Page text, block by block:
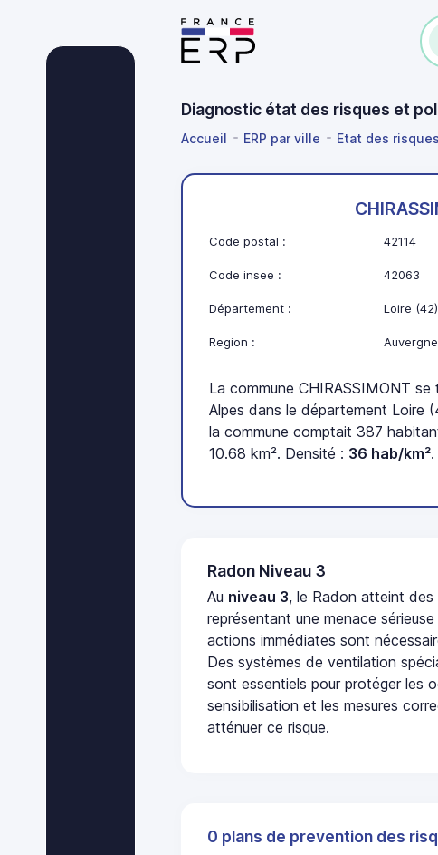
Diagnostic état des risques et
Accueil ERP par ville Etat des
Code postal : 42114
Code insee : 42063
Département : Loire (42)
Region :
La commune CHIRASSIMONT
Alpes dans le département Loire
la commune comptait 387
10.68 km². Densité : 36 hab/km².
Radon Niveau 3
Au niveau 3, le Radon atteint
représentant une menace
actions immédiates sont
Des systèmes de ventilation
sont essentiels pour protéger les
sensibilisation et les mesures
atténuer ce risque.
0 plans de prevention des